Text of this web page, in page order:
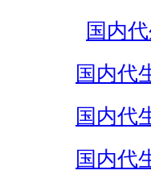
国内
国内代
国内代
国内代